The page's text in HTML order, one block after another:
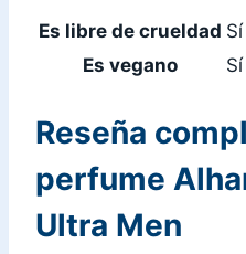
Es libre de crueldad Sí
Es vegano
Sí
Reseña
perfume
Ultra Men